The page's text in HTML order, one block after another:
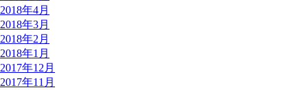
2018年4月
2018年3月
2018年2月
2018年1月
2017年12月
2017年11月